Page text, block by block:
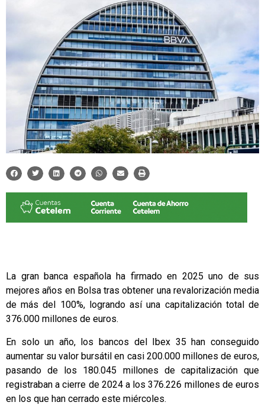
La gran banca española ha firmado en 2025 uno de sus
mejores años en Bolsa tras obtener una revalorización media
de más del 100%, logrando así una capitalización total de
376.000 millones de euros.
En solo un año, los bancos del Ibex 35 han conseguido
aumentar su valor bursátil en casi 200.000 millones de euros,
pasando de los 180.045 millones de capitalización que
registraban a cierre de 2024 a los 376.226 millones de euros
en los que han cerrado este miércoles.